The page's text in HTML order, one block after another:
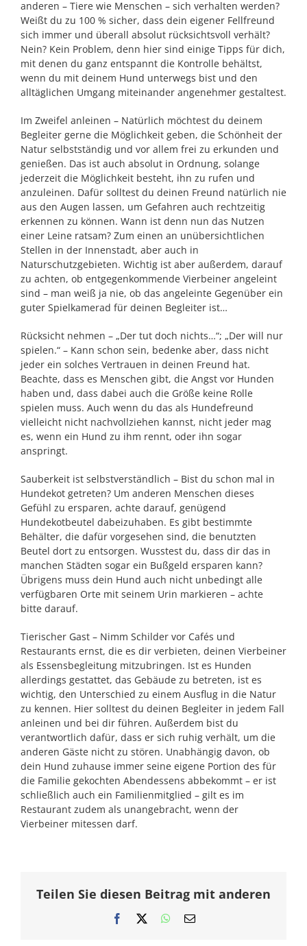
anderen – Tiere wie Menschen – sich verhalten werden?
Weißt du zu 100 % sicher, dass dein eigener Fellfreund
sich immer und überall absolut rücksichtsvoll verhält?
Nein? Kein Problem, denn hier sind einige Tipps für dich,
mit denen du ganz entspannt die Kontrolle behältst,
wenn du mit deinem Hund unterwegs bist und den
alltäglichen Umgang miteinander angenehmer gestaltest.
Im Zweifel anleinen – Natürlich möchtest du deinem
Begleiter gerne die Möglichkeit geben, die Schönheit der
Natur selbstständig und vor allem frei zu erkunden und
genießen. Das ist auch absolut in Ordnung, solange
jederzeit die Möglichkeit besteht, ihn zu rufen und
anzuleinen. Dafür solltest du deinen Freund natürlich nie
aus den Augen lassen, um Gefahren auch rechtzeitig
erkennen zu können. Wann ist denn nun das Nutzen
einer Leine ratsam? Zum einen an unübersichtlichen
Stellen in der Innenstadt, aber auch in
Naturschutzgebieten. Wichtig ist aber außerdem, darauf
zu achten, ob entgegenkommende Vierbeiner angeleint
sind – man weiß ja nie, ob das angeleinte Gegenüber ein
guter Spielkamerad für deinen Begleiter ist…
Rücksicht nehmen – „Der tut doch nichts…“; „Der will nur
spielen.“ – Kann schon sein, bedenke aber, dass nicht
jeder ein solches Vertrauen in deinen Freund hat.
Beachte, dass es Menschen gibt, die Angst vor Hunden
haben und, dass dabei auch die Größe keine Rolle
spielen muss. Auch wenn du das als Hundefreund
vielleicht nicht nachvollziehen kannst, nicht jeder mag
es, wenn ein Hund zu ihm rennt, oder ihn sogar
anspringt.
Sauberkeit ist selbstverständlich – Bist du schon mal in
Hundekot getreten? Um anderen Menschen dieses
Gefühl zu ersparen, achte darauf, genügend
Hundekotbeutel dabeizuhaben. Es gibt bestimmte
Behälter, die dafür vorgesehen sind, die benutzten
Beutel dort zu entsorgen. Wusstest du, dass dir das in
manchen Städten sogar ein Bußgeld ersparen kann?
Übrigens muss dein Hund auch nicht unbedingt alle
verfügbaren Orte mit seinem Urin markieren – achte
bitte darauf.
Tierischer Gast – Nimm Schilder vor Cafés und
Restaurants ernst, die es dir verbieten, deinen Vierbeiner
als Essensbegleitung mitzubringen. Ist es Hunden
allerdings gestattet, das Gebäude zu betreten, ist es
wichtig, den Unterschied zu einem Ausflug in die Natur
zu kennen. Hier solltest du deinen Begleiter in jedem Fall
anleinen und bei dir führen. Außerdem bist du
verantwortlich dafür, dass er sich ruhig verhält, um die
anderen Gäste nicht zu stören. Unabhängig davon, ob
dein Hund zuhause immer seine eigene Portion des für
die Familie gekochten Abendessens abbekommt – er ist
schließlich auch ein Familienmitglied – gilt es im
Restaurant zudem als unangebracht, wenn der
Vierbeiner mitessen darf.
Teilen Sie diesen Beitrag mit anderen
Facebook WhatsApp
E-